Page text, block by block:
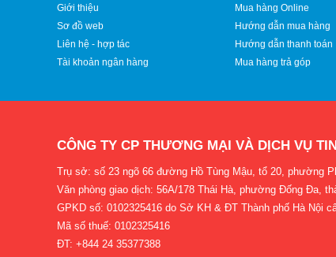
Giới thiệu
Sơ đồ web
Liên hệ - hợp tác
Tài khoản ngân hàng
Mua hàng Online
Hướng dẫn mua hàng
Hướng dẫn thanh toán
Mua hàng trả góp
CÔNG TY CP THƯƠNG MẠI VÀ DỊCH VỤ
Trụ sở: số 23 ngõ 66 đường Hồ Tùng Mậu, tổ 20, phường
Văn phòng giao dịch: 56A/178 Thái Hà, phường Đống Đa,
GPKD số: 0102325416 do Sở KH & ĐT Thành phố Hà Nội
Mã số thuế: 0102325416
ĐT: +844 24 35377388